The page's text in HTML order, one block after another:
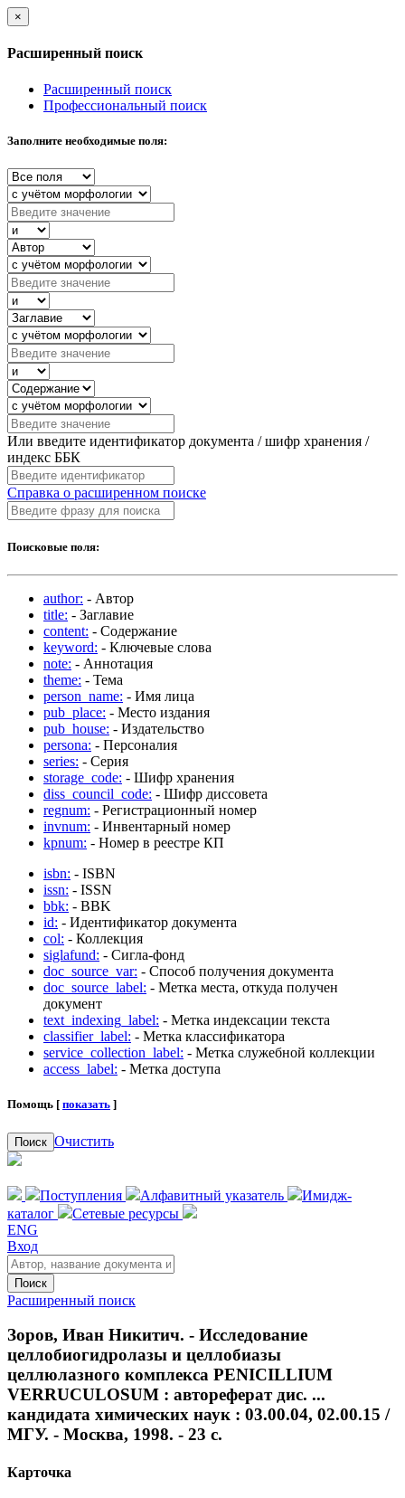
×
Расширенный поиск
Расширенный поиск
Профессиональный поиск
Заполните необходимые поля:
Или введите идентификатор документа / шифр хранения /
индекс ББК
Справка о расширенном поиске
Поисковые поля:
author: - Автор
title: - Заглавие
content: - Содержание
keyword: - Ключевые слова
note: - Аннотация
theme: - Тема
person_name: - Имя лица
pub_place: - Место издания
pub_house: - Издательство
persona: - Персоналия
series: - Серия
storage_code: - Шифр хранения
diss_council_code: - Шифр диссовета
regnum: - Регистрационный номер
invnum: - Инвентарный номер
kpnum: - Номер в реестре КП
isbn: - ISBN
issn: - ISSN
bbk: - BBK
id: - Идентификатор документа
col: - Коллекция
siglafund: - Сигла-фонд
doc_source_var: - Способ получения документа
doc_source_label: - Метка места, откуда получен
документ
text_indexing_label: - Метка индексации текста
classifier_label: - Метка классификатора
service_collection_label: - Метка служебной коллекции
access_label: - Метка доступа
Помощь [ показать ]
Поиск Очистить
Поступления Алфавитный указатель
Имидж-
каталог
Сетевые ресурсы
ENG
Вход
Поиск
Расширенный поиск
Зоров, Иван Никитич. - Исследование
целлобиогидролазы и целлобиазы
целлюлазного комплекса PENICILLIUM
VERRUCULOSUM : автореферат дис. ...
кандидата химических наук : 03.00.04, 02.00.15 /
МГУ. - Москва, 1998. - 23 с.
Карточка